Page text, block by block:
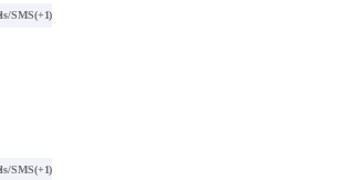
SMS(+1)
SMS(+1)